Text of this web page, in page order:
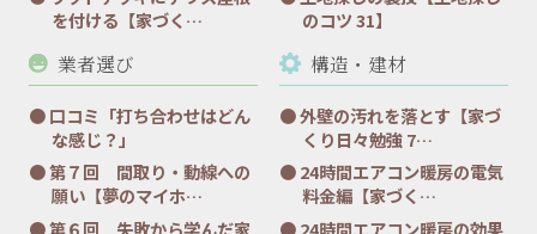
を付ける【家づく…
のコツ 31】
業者選び
口コミ「打ち合わせはどん
な感じ？」
第７回 間取り・動線への
願い【夢のマイホ…
第６回 失敗から学んだ家
構造・建材
外壁の汚れを落とす【家づ
くり日々勉強 7…
24時間エアコン暖房の電気
料金編【家づく…
24時間エアコン暖房の効果